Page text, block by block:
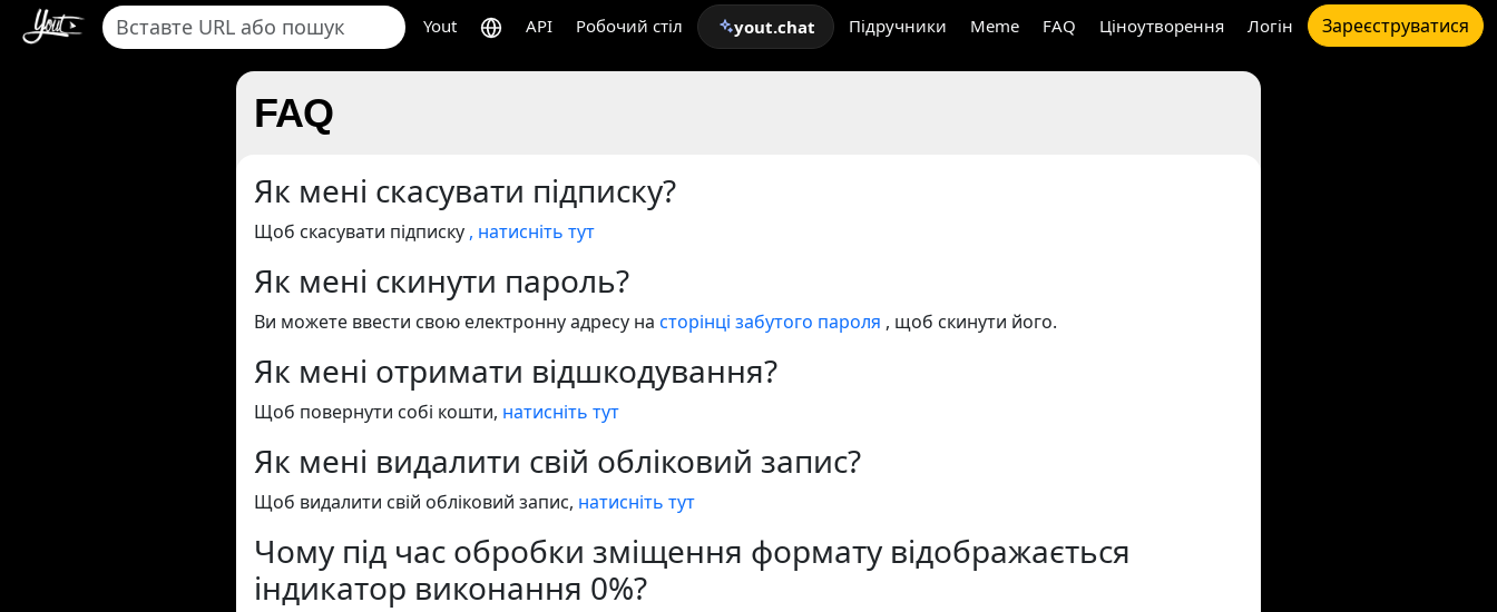
Yout API Робочий стіл yout.chat Підручники Meme FAQ Ціноутворення Логін Зареєструватися
FAQ
Як мені скасувати підписку?
Щоб скасувати підписку , натисніть тут
Як мені скинути пароль?
Ви можете ввести свою електронну адресу на сторінці забутого пароля , щоб скинути його.
Як мені отримати відшкодування?
Щоб повернути собі кошти, натисніть тут
Як мені видалити свій обліковий запис?
Щоб видалити свій обліковий запис, натисніть тут
Чому під час обробки зміщення формату відображається
індикатор виконання 0%?